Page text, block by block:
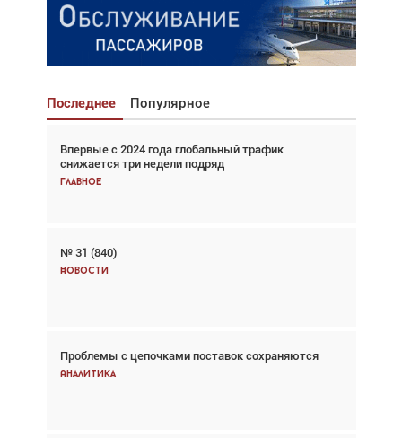
Последнее Популярное
Впервые с 2024 года глобальный трафик
снижается три недели подряд
Главное
№ 31 (840)
Новости
Проблемы с цепочками поставок сохраняются
Аналитика
Взгляд с высоты: тандем вертолётов и БПЛА в
спасательных операциях
Главное
Авиационный фотограф Дэйв Кох: «Фотография
говорит сама за себя... а ИИ всё портит»
Впервые с 2024 года глобальный трафик
снижается три недели подряд